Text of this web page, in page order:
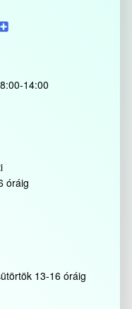
14:00
óráig
13-16 óráig